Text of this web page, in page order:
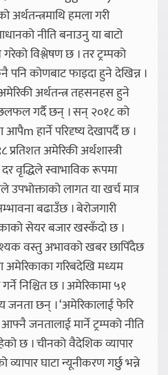
हमला गरी
नीति बनाउनु या बाटो
विश्लेषण छ । तर ट्रम्पको
पनि कोणबाट फाइदा हुने देखिन्न ।
अर्थतन्त्र तहसनहस हुने
छलफल गर्दै छन् । सन् २०१८ को
हार्ने परिदृष्य देखापर्दै छ ।
अमेरिकी अर्थशास्त्री
वृद्धिले स्वाभाविक रूपमा
लागत या खर्च मात्र
बढाउँछ । बेरोजगारी
सेयर बजार खस्कँदो छ ।
वस्तु अभावको खबर छापिँदैछ
अमेरिकाका गरिबदेखि मध्यम
निश्चित छ । अमेरिकामा ५१
जनता छन् । ‘अमेरिकालाई फेरि
जनतालाई मार्ने ट्रम्पको नीति
छ । चीनको वैदेशिक व्यापार
घाटा न्यूनीकरण गर्छु भन्ने